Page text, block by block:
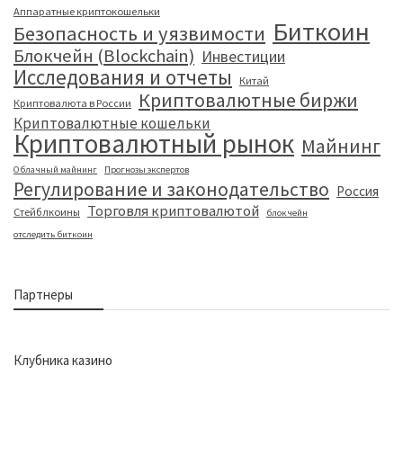
Аппаратные криптокошельки
Безопасность и уязвимости Биткоин
Блокчейн (Blockchain) Инвестиции
Исследования и отчеты
Китай
Криптовалюта в России
Криптовалютные биржи
Криптовалютные кошельки
Криптовалютный рынок Майнинг
Облачный майнинг Прогнозы экспертов
Регулирование и законодательство Россия
Стейблкоины Торговля криптовалютой
блокчейн
отследить биткоин
Партнеры
Клубника казино